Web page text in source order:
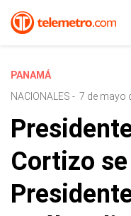
PANAMÁ
NACIONALES - 7 de mayo
Cortizo